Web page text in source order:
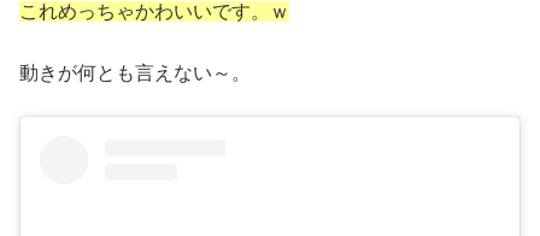
これめっちゃかわいいです。ｗ
動きが何とも言えない～。